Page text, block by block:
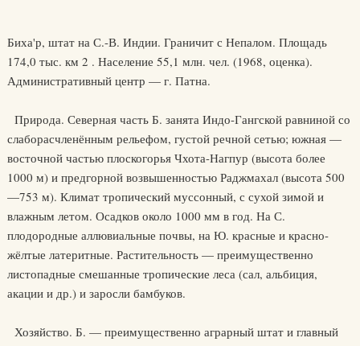
Биха'р, штат на С.-В. Индии. Граничит с Непалом. Площадь
174,0 тыс. км 2 . Население 55,1 млн. чел. (1968, оценка).
Административный центр — г. Патна.
Природа. Северная часть Б. занята Индо-Гангской равниной со
слаборасчленённым рельефом, густой речной сетью; южная —
восточной частью плоскогорья Чхота-Нагпур (высота более
1000 м) и предгорной возвышенностью Раджмахал (высота 500
—753 м). Климат тропический муссонный, с сухой зимой и
влажным летом. Осадков около 1000 мм в год. На С.
плодородные аллювиальные почвы, на Ю. красные и красно-
жёлтые латеритные. Растительность — преимущественно
листопадные смешанные тропические леса (сал, альбиция,
акации и др.) и заросли бамбуков.
Хозяйство. Б. — преимущественно аграрный штат и главный